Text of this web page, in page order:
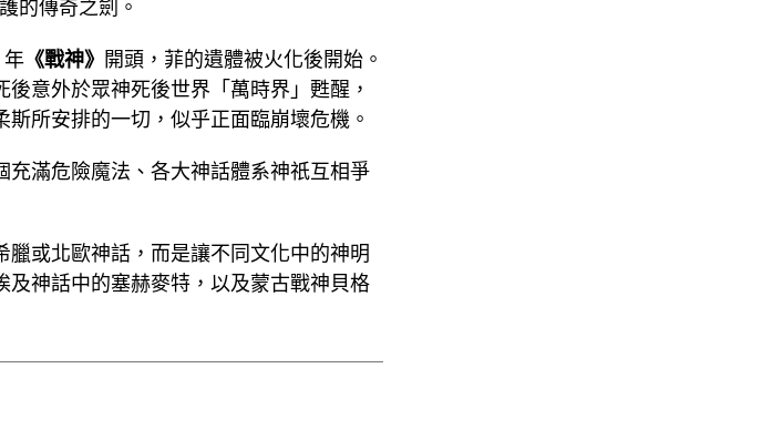
的傳奇之劍。
年 《戰神》 開頭，菲的遺體被火化後開始。
意外於眾神死後世界「萬時界」甦醒，
所安排的一切，似乎正面臨崩壞危機。
滿危險魔法、各大神話體系神祇互相爭
或北歐神話，而是讓不同文化中的神明
神話中的塞赫麥特，以及蒙古戰神貝格